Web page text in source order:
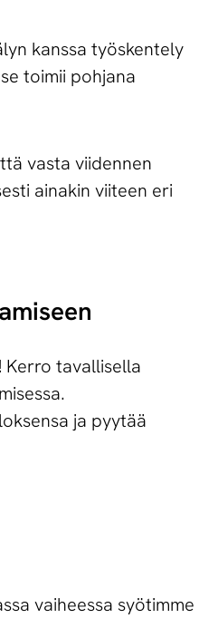
kanssa työskentely
toimii pohjana
vasta viidennen
ainakin viiteen eri
tavallisella
ja pyytää
vaiheessa syötimme